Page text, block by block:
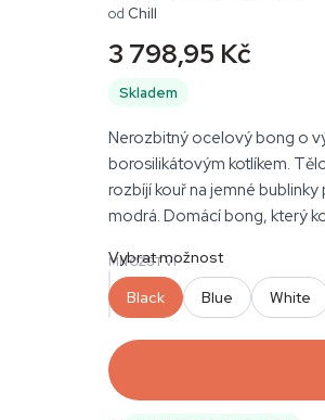
od Chill
3 798,95 Kč
Skladem
Nerozbitný ocelový bong o
borosilikátovým kotlíkem.
rozbíjí kouř na jemné
modrá. Domácí bong, který
MNOŽSTVÍ
Vybrat možnost
Black Blue White